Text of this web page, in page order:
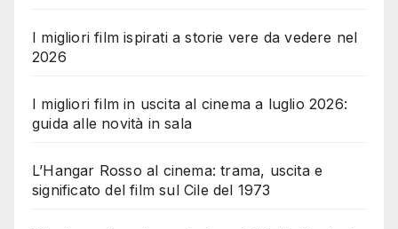
I migliori film ispirati a storie vere da vedere nel
2026
I migliori film in uscita al cinema a luglio 2026:
guida alle novità in sala
L’Hangar Rosso al cinema: trama, uscita e
significato del film sul Cile del 1973